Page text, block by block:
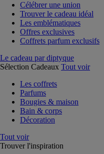
Célébrer une union
Trouver le cadeau idéal
Les emblématiques
Offres exclusives
Coffrets parfum exclusifs
Le cadeau par diptyque
Sélection Cadeaux Tout voir
Les coffrets
Parfums
Bougies & maison
Bain & corps
Décoration
Tout voir
Trouver l'inspiration